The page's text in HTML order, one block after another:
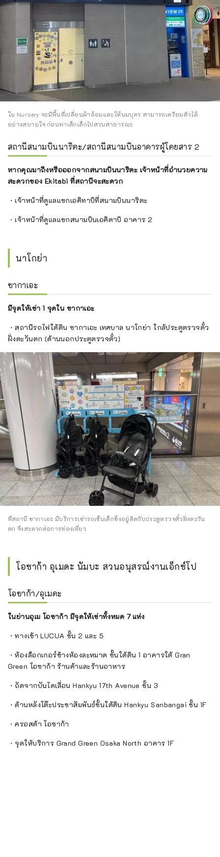
ใน Nursery จะมีพื้นที่เปลี่ยนผ้าอ้อมและให้นมบุตร สามารถเตรียมตัวได้
อย่างสบายใจ ก่อนพาเด็กเล็กไปสวนสาธารณะ
สถานีสนามบินนาริตะ/สถานีสนามบินอาคารผู้โดยสาร 2
หากคุณมาถึงหรือออกจากสนามบินนาริตะ เจ้าหน้าที่อำนวยความ
สะดวกของ Ekitabi ที่สถานีจะสะดวก
・เจ้าหน้าที่ดูแลแขกเอคิทาบิที่สนามบินนาริตะ
・เจ้าหน้าที่ดูแลแขกสนามบินเอคิตาบิ อาคาร 2
นาโกย่า
ซากาเอะ
มีจุดให้เช่า 1 จุดใน ซากาเอะ
・สถานีรถไฟใต้ดิน ซากาเอะ เทศบาล นาโกย่า ใกล้ประตูตรวจตั๋ว
ฝั่งตะวันตก (ด้านนอกประตูตรวจตั๋ว)
ที่สถานี ซากาเอะ มีบริการเช่ารถเข็นเด็กซึ่งอยู่ติดกับประตูตรวจตั๋วฝั่งตะวัน
ตก จึงสะดวกต่อการท่องเที่ยว
โอซาก้า อุเมดะ นัมบะ สวนอนุสรณ์งานเอ็กซ์โป
โอซาก้า/อุเมดะ
ในย่านอุเม โอซาก้า มีจุดให้เช่าทั้งหมด 7 แห่ง
・ทางเข้า LUCUA ชั้น 2 และ 5
・ห้องล็อกเกอร์ข้างห้องละหมาด ชั้นใต้ดิน 1 อาคารใต้ Gran
Green โอซาก้า ร้านค้าและร้านอาหาร
・ถัดจากบันไดเลื่อน Hankyu 17th Avenue ชั้น 3
・ด้านหลังโต๊ะประชาสัมพันธ์ชั้นใต้ดิน Hankyu Sanbangai ชั้น 1F
・ครอสต้า โอซาก้า
・จุดให้บริการ Grand Green Osaka North อาคาร 1F